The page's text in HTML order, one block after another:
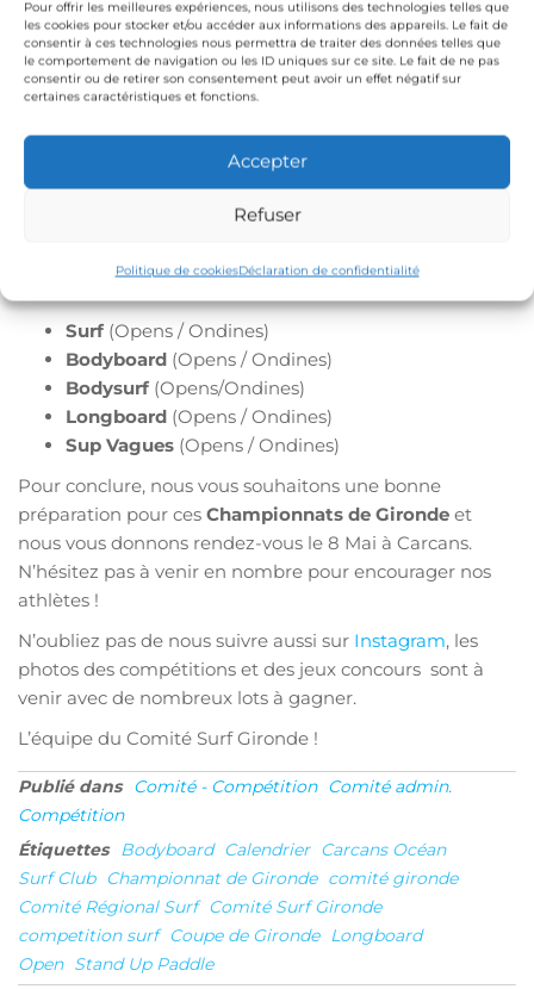
Pour offrir les meilleures expériences, nous utilisons des technologies telles que
les cookies pour stocker et/ou accéder aux informations des appareils. Le fait de
consentir à ces technologies nous permettra de traiter des données telles que
le comportement de navigation ou les ID uniques sur ce site. Le fait de ne pas
consentir ou de retirer son consentement peut avoir un effet négatif sur
certaines caractéristiques et fonctions.
Accepter
Refuser
Politique de cookiesDéclaration de confidentialité
Gironde 2018 dans les différentes catégories que nous
Surf(Opens / Ondines)
Bodyboard (Opens / Ondines)
Bodysurf (Opens/Ondines)
Longboard (Opens / Ondines)
Sup Vagues (Opens / Ondines)
Pour conclure, nous vous souhaitons une bonne
préparation pour ces Championnats de Gironde et
nous vous donnons rendez-vous le 8 Mai à Carcans.
N’hésitez pas à venir en nombre pour encourager nos
athlètes !
N’oubliez pas de nous suivre aussi sur Instagram, les
photos des compétitions et des jeux concours sont à
venir avec de nombreux lots à gagner.
L’équipe du Comité Surf Gironde !
Publié dans Comité - Compétition Comité admin.
Compétition
Étiquettes
Bodyboard Calendrier Carcans Océan
Surf Club Championnat de Gironde comité gironde
Comité Régional Surf Comité Surf Gironde
competition surf Coupe de Gironde Longboard
Open Stand Up Paddle